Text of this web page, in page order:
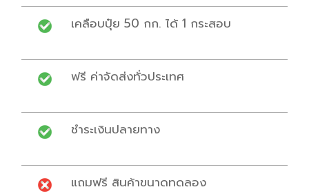
เคลือบปุ๋ย 50 กก. ได้ 1 กระสอบ
ฟรี ค่าจัดส่งทั่วประเทศ
ชำระเงินปลายทาง
แถมฟรี สินค้าขนาดทดลอง